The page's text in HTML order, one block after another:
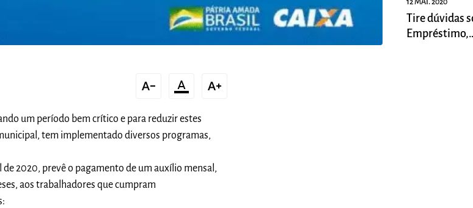
text_decrease format_color_text text_increase
um período bem crítico e para reduzir estes
tem implementado diversos programas,
de 2020, prevê o pagamento de um auxílio mensal,
aos trabalhadores que cumpram
Tire dúvidas
Empréstimo,